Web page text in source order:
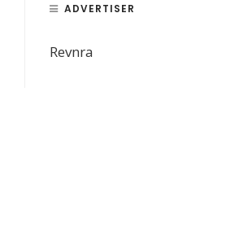
ADVERTISER
Revnra